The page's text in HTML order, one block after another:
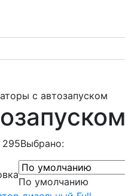
с автозапуском
295Выбрано:
По умолчанию